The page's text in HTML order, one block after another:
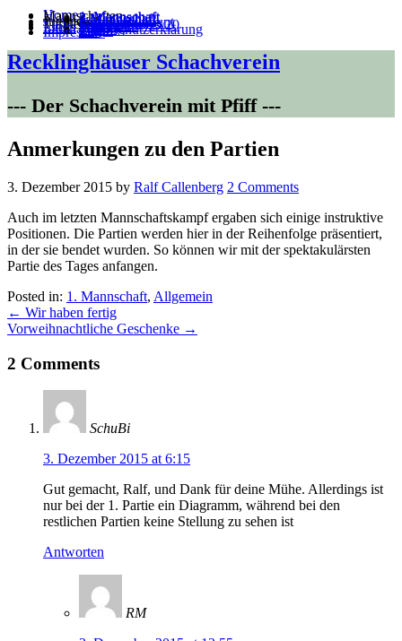
Home
Mannschaften
1. Mannschaft
2. Mannschaft
3.Mannschaft
4.Mannschaft
5.Mannschaft
JugendVilla Kunterbunt
Training
TurniereSüder-Blitz 19/20
VM 22/23
Links
InternSatzung
Datenschutzerklärung
Login
111
Impressum
Recklinghäuser Schachverein
--- Der Schachverein mit Pfiff ---
Anmerkungen zu den Partien
3. Dezember 2015 by Ralf Callenberg 2 Comments
Auch im letzten Mannschaftskampf ergaben sich einige instruktive
Positionen. Die Partien werden hier in der Reihenfolge präsentiert,
in der sie bendet wurden. So können wir mit der spektakulärsten
Partie des Tages anfangen.
Posted in: 1. Mannschaft, Allgemein
← Wir haben fertig
Vorweihnachtliche Geschenke →
2 Comments
SchuBi
3. Dezember 2015 at 6:15
Gut gemacht, Ralf, und Dank für deine Mühe. Allerdings ist
nur bei der 1. Partie ein Diagramm, während bei den
restlichen Partien keine Stellung zu sehen ist
Antworten
RM